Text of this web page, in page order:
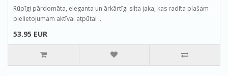
Rūpīgi pārdomāta, eleganta un ārkārtīgi silta jaka, kas radīta plašam
pielietojumam aktīvai atpūtai ..
53.95 EUR